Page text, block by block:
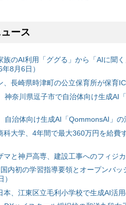
ース
族のAI利用「ググる」から「AIに聞
8月6日）
、長崎県時津町の公立保育所が保育
神奈川県逗子市で自治体向け生成AI
自治体向け生成AI「QommonsAI」
科大学、4年間で最大360万円を給費
マと神戸高専、建設工事へのフィジ
内初の学習指導要領とオープンバ
本、江東区立毛利小学校で生成AI活